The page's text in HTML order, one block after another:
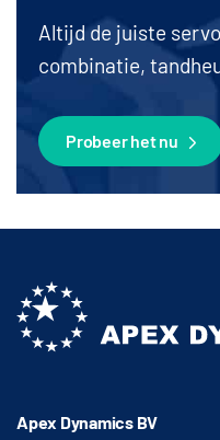
Altijd de juiste
combinatie,
Probeer het nu
Apex Dynamics BV